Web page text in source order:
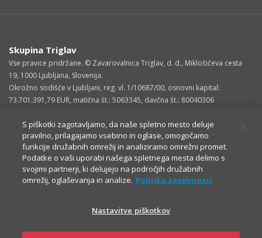
Skupina Triglav
Vse pravice pridržane. © Zavarovalnica Triglav, d. d., Miklošičeva cesta
19, 1000 Ljubljana, Slovenija.
Okrožno sodišče v Ljubljani, reg. vl. 1/10687/00, osnovni kapital:
73.701.391,79 EUR, matična št.: 5063345, davčna št.: 80040306
OSTALE STRANI
S piškotki zagotavljamo, da naše spletno mesto deluje
pravilno, prilagajamo vsebino in oglase, omogočamo
funkcije družabnih omrežij in analiziramo omrežni promet.
Podatke o vaši uporabi našega spletnega mesta delimo s
svojimi partnerji, ki delujejo na področjih družabnih
omrežij, oglaševanja in analize. Politika zasebnosti
Nastavitve piškotkov